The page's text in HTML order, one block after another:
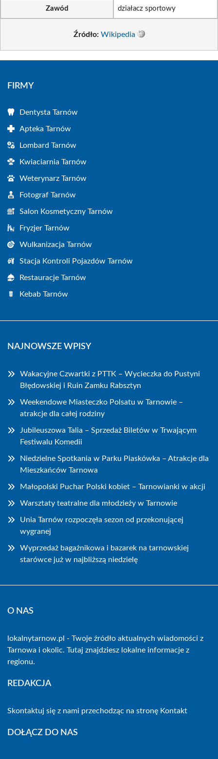
Zawód działacz sportowy
Źródło: Wikipedia
FIRMY
Dentysta Tarnów
Apteka Tarnów
Lombard Tarnów
Kwiaciarnia Tarnów
Weterynarz Tarnów
Fotograf Tarnów
Salon Kosmetyczny Tarnów
Fryzjer Tarnów
Wulkanizacja Tarnów
Stacja Kontroli Pojazdów Tarnów
Restauracje Tarnów
Kebab Tarnów
NAJNOWSZE WPISY
Wakacyjne Czwartki z PTTK – Wycieczka do Pustyni
Błędowskiej i Ruin Zamku Rabsztyn
Weekendowe Miasteczko Polsatu w Tarnowie –
atrakcje dla całej rodziny
Jubileuszowa Talia – Sprzedaż Biletów w Trwającym
Festiwalu Komedii
Niedzielne Spotkania w Parku Piaskówka – Atrakcje dla
Mieszkańców Tarnowa
Małopolski Puchar Polski kobiet – Tarnowianki w akcji
Warsztaty teatralne dla młodzieży w Tarnowie
Unia Tarnów rozpoczęła sezon od przekonującej
wygranej
Wyprzedaż bagażnikowa i bazarek na tarnowskiej
starówce już w najbliższą niedzielę
O NAS
lokalnytarnow.pl - Twoje źródło aktualnych wiadomości z
Tarnowa i okolic. Tutaj znajdziesz lokalne informacje z
regionu.
REDAKCJA
Skontaktuj się z nami przechodząc na stronę Kontakt
DOŁĄCZ DO NAS